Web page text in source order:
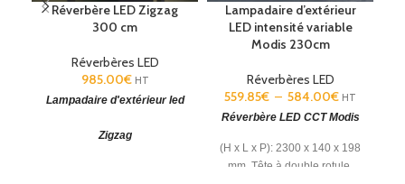
Réverbère LED Zigzag
300 cm
Réverbères LED
985.00€ HT
Lampadaire d'extérieur led
Zigzag
Lampadaire d’extérieur
LED intensité variable
Modis 230cm
Réverbères LED
559.85€ – 584.00€ HT
Réverbère LED CCT Modis
(H x L x P): 2300 x 140 x 198
mm. Tête à double rotule.